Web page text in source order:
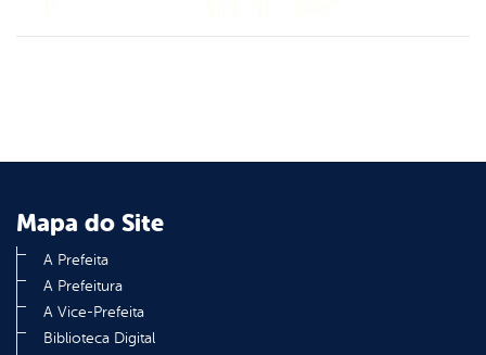
Mapa do Site
A Prefeita
A Prefeitura
A Vice-Prefeita
Biblioteca Digital